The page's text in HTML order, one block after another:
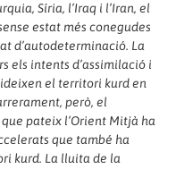
Síria, l’Iraq i l’Iran, el
estat més conegudes
d’autodeterminació. La
els intents d’assimilació i
el territori kurd en
però, el
pateix l’Orient Mitjà ha
que també ha
kurd. La lluita de la